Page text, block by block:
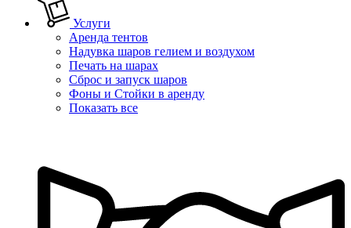
Услуги
Аренда тентов
Надувка шаров гелием и воздухом
Печать на шарах
Сброс и запуск шаров
Фоны и Стойки в аренду
Показать все